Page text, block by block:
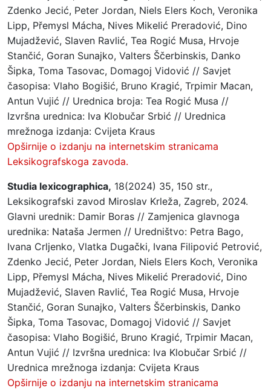
Zdenko Jecić, Peter Jordan, Niels Elers Koch, Veronika
Lipp, Přemysl Mácha, Nives Mikelić Preradović, Dino
Mujadžević, Slaven Ravlić, Tea Rogić Musa, Hrvoje
Stančić, Goran Sunajko, Valters Ščerbinskis, Danko
Šipka, Toma Tasovac, Domagoj Vidović // Savjet
časopisa: Vlaho Bogišić, Bruno Kragić, Trpimir Macan,
Antun Vujić // Urednica broja: Tea Rogić Musa //
Izvršna urednica: Iva Klobučar Srbić // Urednica
mrežnoga izdanja: Cvijeta Kraus
Opširnije o izdanju na internetskim stranicama
Leksikografskoga zavoda.
Studia lexicographica, 18(2024) 35, 150 str.,
Leksikografski zavod Miroslav Krleža, Zagreb, 2024.
Glavni urednik: Damir Boras // Zamjenica glavnoga
urednika: Nataša Jermen // Uredništvo: Petra Bago,
Ivana Crljenko, Vlatka Dugački, Ivana Filipović Petrović,
Zdenko Jecić, Peter Jordan, Niels Elers Koch, Veronika
Lipp, Přemysl Mácha, Nives Mikelić Preradović, Dino
Mujadžević, Slaven Ravlić, Tea Rogić Musa, Hrvoje
Stančić, Goran Sunajko, Valters Ščerbinskis, Danko
Šipka, Toma Tasovac, Domagoj Vidović // Savjet
časopisa: Vlaho Bogišić, Bruno Kragić, Trpimir Macan,
Antun Vujić // Izvršna urednica: Iva Klobučar Srbić //
Urednica mrežnoga izdanja: Cvijeta Kraus
Opširnije o izdanju na internetskim stranicama